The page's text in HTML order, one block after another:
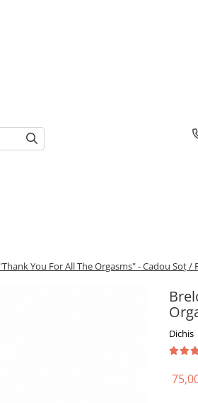
You For All The Orgasms" - Cadou Soț /
Dichis